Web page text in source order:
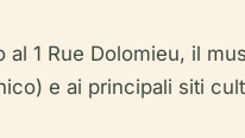
1 Rue Dolomieu, il
e ai principali siti